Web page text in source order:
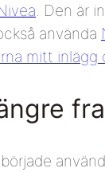
. Den är
använda
mitt